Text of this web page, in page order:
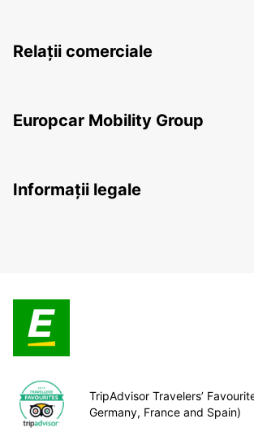
Relații comerciale
Europcar Mobility Group
Informații legale
TripAdvisor Travelers’
Germany, France and Spain)